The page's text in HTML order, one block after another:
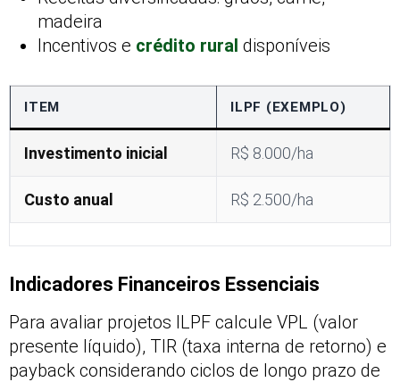
madeira
Incentivos e crédito rural disponíveis
ITEM ILPF (EXEMPLO)
Investimento inicial R$ 8.000/ha
Custo anual R$ 2.500/ha
Indicadores Financeiros Essenciais
Para avaliar projetos ILPF calcule VPL (valor
presente líquido), TIR (taxa interna de retorno) e
payback considerando ciclos de longo prazo de